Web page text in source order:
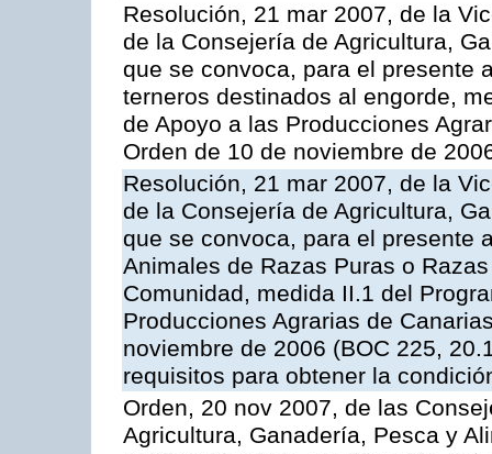
Resolución, 21 mar 2007, de la
de la Consejería de Agricultura,
que se convoca, para el presente
terneros destinados al engorde,
de Apoyo a las Producciones
Orden de 10 de noviembre de
Resolución, 21 mar 2007, de la
de la Consejería de Agricultura,
que se convoca, para el presente
Animales de Razas Puras o
Comunidad, medida II.1 del
Producciones Agrarias de
noviembre de 2006 (BOC 225,
requisitos para obtener la
Orden, 20 nov 2007, de las
Agricultura, Ganadería, Pesca y